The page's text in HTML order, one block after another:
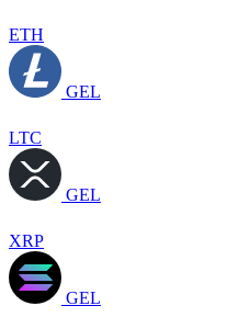
ETH
GEL
LTC
GEL
XRP
GEL